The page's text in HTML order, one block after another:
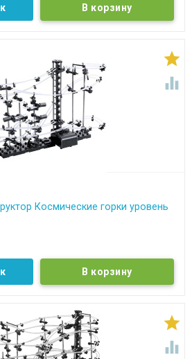


Космические горки уровень

